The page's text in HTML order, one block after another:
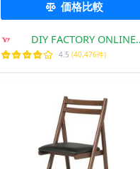
価格比較
DIY FACTORY ONLINE
SHOP
4.5 (40,476件)